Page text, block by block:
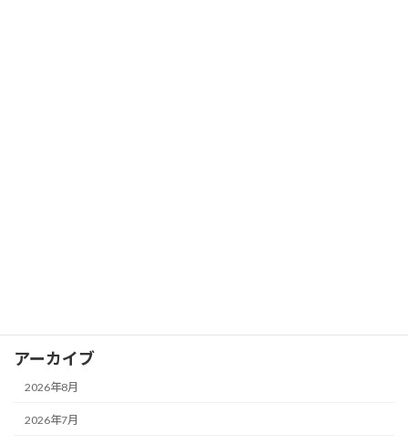
アーカイブ
2026年8月
2026年7月